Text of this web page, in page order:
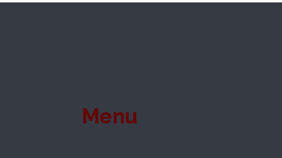
Menu